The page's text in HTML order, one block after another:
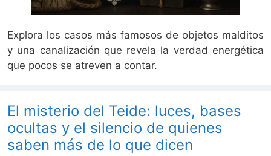
Explora los casos más famosos de objetos malditos
y una canalización que revela la verdad energética
que pocos se atreven a contar.
El misterio del Teide: luces, bases
ocultas y el silencio de quienes
saben más de lo que dicen